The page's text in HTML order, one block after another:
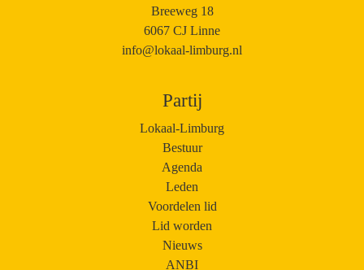
Breeweg 18
6067 CJ Linne
info@lokaal-limburg.nl
Partij
Lokaal-Limburg
Bestuur
Agenda
Leden
Voordelen lid
Lid worden
Nieuws
ANBI